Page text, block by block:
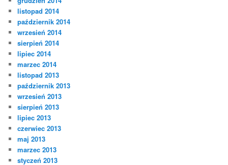
listopad 2014
październik 2014
wrzesień 2014
sierpień 2014
lipiec 2014
marzec 2014
listopad 2013
październik 2013
wrzesień 2013
sierpień 2013
lipiec 2013
czerwiec 2013
maj 2013
marzec 2013
styczeń 2013